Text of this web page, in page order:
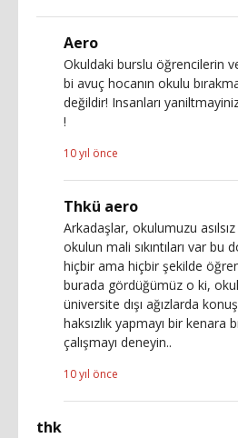
Aero
Okuldaki burslu öğrencilerin
bi avuç hocanın okulu
değildir! Insanları
!
10 yıl önce
Thkü aero
Arkadaşlar, okulumuzu
okulun mali sıkıntıları var
hiçbir ama hiçbir şekilde
burada gördüğümüz o ki,
üniversite dışı ağızlarda
haksızlık yapmayı bir kenara
çalışmayı deneyin..
10 yıl önce
thk